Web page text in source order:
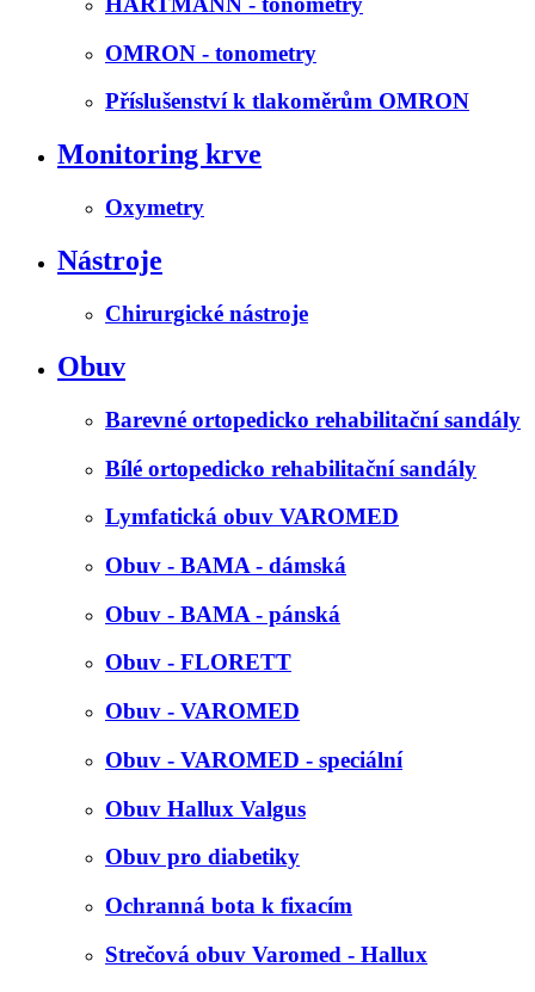
OMRON - tonometry
Příslušenství k tlakoměrům OMRON
Monitoring krve
Oxymetry
Nástroje
Chirurgické nástroje
Obuv
Barevné ortopedicko rehabilitační sandály
Bílé ortopedicko rehabilitační sandály
Lymfatická obuv VAROMED
Obuv - BAMA - dámská
Obuv - BAMA - pánská
Obuv - FLORETT
Obuv - VAROMED
Obuv - VAROMED - speciální
Obuv Hallux Valgus
Obuv pro diabetiky
Ochranná bota k fixacím
Strečová obuv Varomed - Hallux